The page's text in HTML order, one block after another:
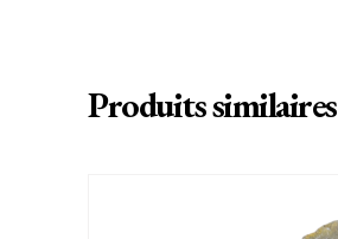
Produits similaires